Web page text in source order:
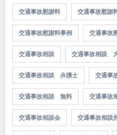
交通事故慰謝料 交通事故慰謝
交通事故慰謝料事例 交通事故
交通事故相談 交通事故相談
交通事故相談 弁護士 交通事
交通事故相談 無料 交通事故
交通事故相談会 交通事故相談